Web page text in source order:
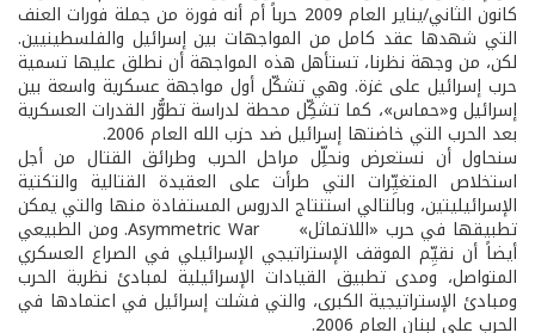
كانون الثاني/يناير العام 2009 حرباً أم أنه فورة من جملة فورات العنف
التي شهدها عقد كامل من المواجهات بين إسرائيل والفلسطينيين.
لكن، من وجهة نظرنا، تستأهل هذه المواجهة أن نطلق عليها تسمية
حرب إسرائيل على غزة. وهي تشكّل أول مواجهة عسكرية واسعة بين
إسرائيل و«حماس»، كما تشكِّل محطة لدراسة تطوُّر القدرات العسكرية
بعد الحرب التي خاضتها إسرائيل ضد حزب الله العام 2006.
سنحاول أن نستعرض ونحلِّل مراحل الحرب وطرائق القتال من أجل
استخلاص المتغيِّرات التي طرأت على العقيدة القتالية والتكتية
الإسرائيليتين، وبالتالي استنتاج الدروس المستفادة منها والتي يمكن
تطبيقها في حرب «اللاتماثل» Asymmetric War. ومن الطبيعي
أيضاً أن نقيِّم الموقف الإستراتيجي الإسرائيلي في الصراع العسكري
المتواصل، ومدى تطبيق القيادات الإسرائيلية لمبادئ نظرية الحرب
ومبادئ الإستراتيجية الكبرى، والتي فشلت إسرائيل في اعتمادها في
الحرب على لبنان العام 2006.